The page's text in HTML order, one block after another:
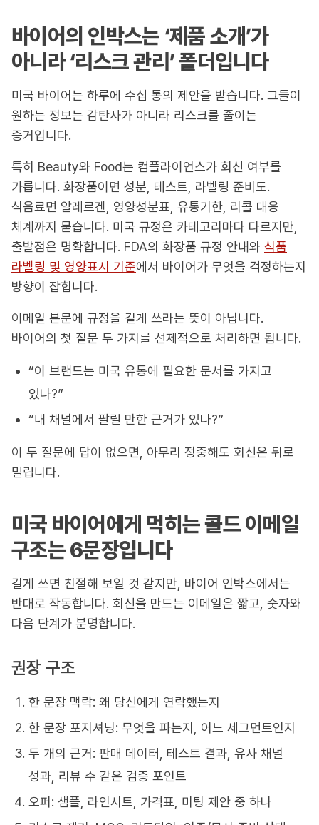
바이어의 인박스는 ‘제품 소개’가
아니라 ‘리스크 관리’ 폴더입니다
미국 바이어는 하루에 수십 통의 제안을 받습니다. 그들이
원하는 정보는 감탄사가 아니라 리스크를 줄이는
증거입니다.
특히 Beauty와 Food는 컴플라이언스가 회신 여부를
가릅니다. 화장품이면 성분, 테스트, 라벨링 준비도.
식음료면 알레르겐, 영양성분표, 유통기한, 리콜 대응
체계까지 묻습니다. 미국 규정은 카테고리마다 다르지만,
출발점은 명확합니다. FDA의 화장품 규정 안내와 식품
라벨링 및 영양표시 기준에서 바이어가 무엇을 걱정하는지
방향이 잡힙니다.
이메일 본문에 규정을 길게 쓰라는 뜻이 아닙니다.
바이어의 첫 질문 두 가지를 선제적으로 처리하면 됩니다.
“이 브랜드는 미국 유통에 필요한 문서를 가지고
있나?”
“내 채널에서 팔릴 만한 근거가 있나?”
이 두 질문에 답이 없으면, 아무리 정중해도 회신은 뒤로
밀립니다.
미국 바이어에게 먹히는 콜드 이메일
구조는 6문장입니다
길게 쓰면 친절해 보일 것 같지만, 바이어 인박스에서는
반대로 작동합니다. 회신을 만드는 이메일은 짧고, 숫자와
다음 단계가 분명합니다.
권장 구조
한 문장 맥락: 왜 당신에게 연락했는지
한 문장 포지셔닝: 무엇을 파는지, 어느 세그먼트인지
두 개의 근거: 판매 데이터, 테스트 결과, 유사 채널
성과, 리뷰 수 같은 검증 포인트
오퍼: 샘플, 라인시트, 가격표, 미팅 제안 중 하나